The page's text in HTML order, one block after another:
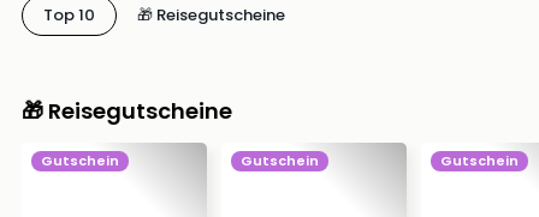
Top 10 🎁 Reisegutscheine
🎁 Reisegutscheine
Gutschein Gutschein Gutschein